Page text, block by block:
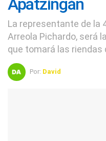
Apatzingán
La representante de la
Arreola Pichardo, será
que tomará las riendas
Por: David